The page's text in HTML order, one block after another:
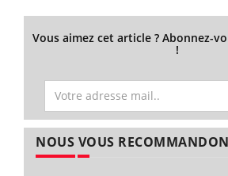
Vous aimez cet article ? Abonnez-
!
NOUS VOUS